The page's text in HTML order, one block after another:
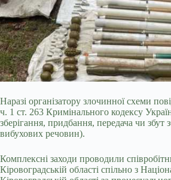
Наразі організатору злочинної схеми
ч. 1 ст. 263 Кримінального кодексу
зберігання, придбання, передача чи збут
вибухових речовин).
Комплексні заходи проводили
Кіровоградській області спільно з